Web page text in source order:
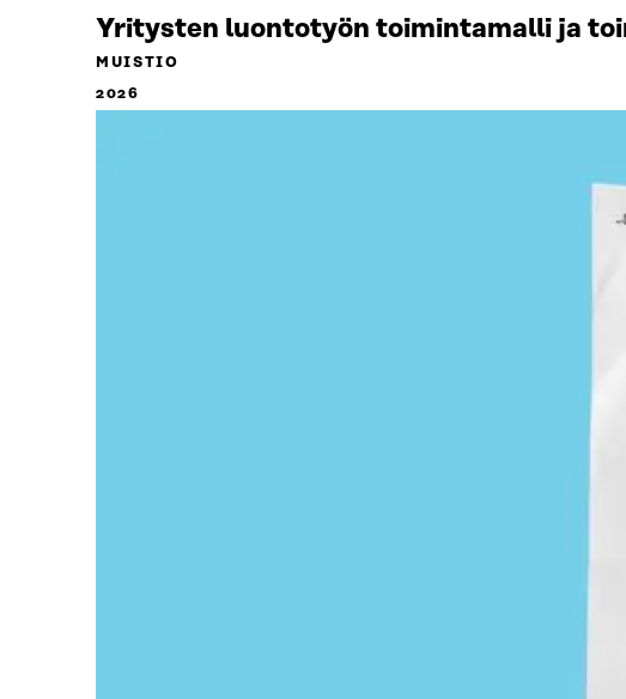
Yritysten luontotyön toimintamalli ja
MUISTIO
2026